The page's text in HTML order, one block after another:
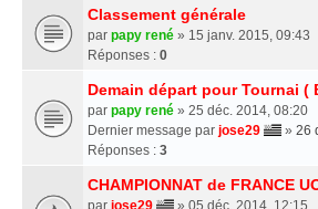
Classement générale
par papy rené » 15 janv. 2015, 09:43
Réponses : 0
Demain départ pour Tournai (
par papy rené » 25 déc. 2014, 08:20
Dernier message par jose29 » 26
Réponses : 3
CHAMPIONNAT de FRANCE
par jose29
» 05 déc. 2014, 12:15